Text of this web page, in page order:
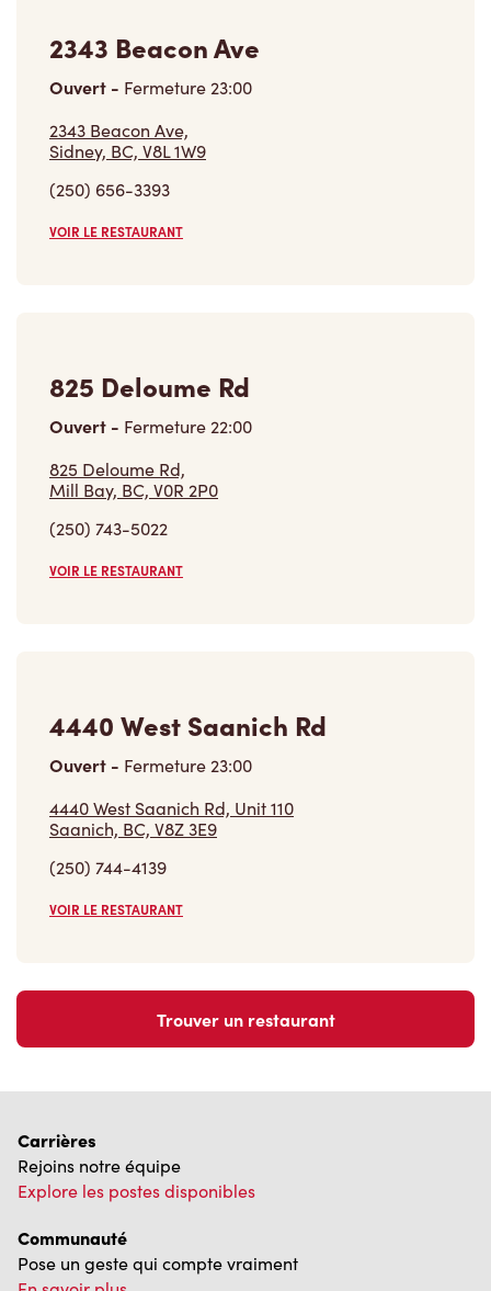
Ouvert -Fermeture 23:00
2343 Beacon Ave,
Sidney, BC, V8L 1W9
(250) 656-3393
VOIR LE RESTAURANT
Ouvert-Fermeture 22:00
825 Deloume Rd,
Mill Bay, BC, V0R 2P0
(250) 743-5022
VOIR LE RESTAURANT
Ouvert- Fermeture23:00
4440 West Saanich Rd, Unit 110
Saanich, BC, V8Z 3E9
(250) 744-4139
VOIR LE RESTAURANT
Trouver un restaurant
Rejoins notre équipe
Explore les postes disponibles
Communauté
Pose un geste qui compte vraiment
En savoir plus